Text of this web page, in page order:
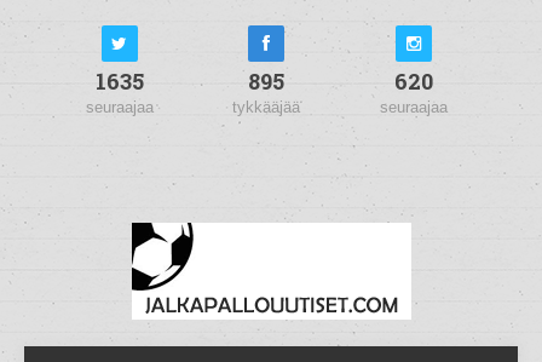
1635
seuraajaa
895
tykkääjää
620
seuraajaa